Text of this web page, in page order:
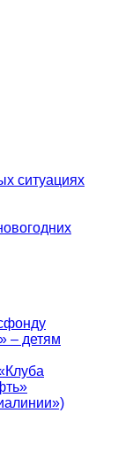
ситуациях
– детям